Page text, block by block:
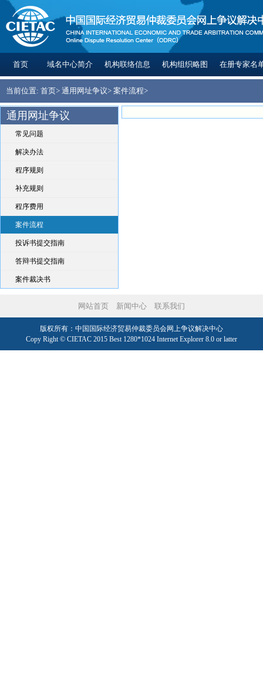
首页 域名中心简介 机构联络信息 机构组织略图 在册专家名
当前位置: 首页> 通用网址争议> 案件流程>
通用网址争议
常见问题
解决办法
程序规则
补充规则
程序费用
案件流程
投诉书提交指南
答辩书提交指南
案件裁决书
网站首页 新闻中心 联系我们
版权所有：中国国际经济贸易仲裁委员会网上争议解决中心
Copy Right © CIETAC 2015 Best 1280*1024 Internet Explorer 8.0 or latter